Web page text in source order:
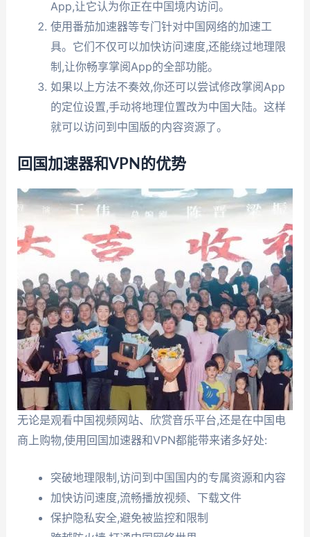
App,让它认为你正在中国境内访问。
使用番茄加速器等专门针对中国网络的加速工
具。它们不仅可以加快访问速度,还能绕过地理限
制,让你畅享掌阅App的全部功能。
如果以上方法不奏效,你还可以尝试修改掌阅App
的定位设置,手动将地理位置改为中国大陆。这样
就可以访问到中国版的内容资源了。
回国加速器和VPN的优势
无论是观看中国视频网站、欣赏音乐平台,还是在中国电
商上购物,使用回国加速器和VPN都能带来诸多好处:
突破地理限制,访问到中国国内的专属资源和内容
加快访问速度,流畅播放视频、下载文件
保护隐私安全,避免被监控和限制